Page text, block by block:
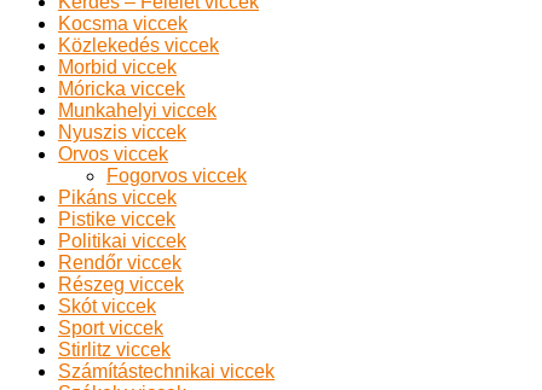
Kocsma viccek
Közlekedés viccek
Morbid viccek
Móricka viccek
Munkahelyi viccek
Nyuszis viccek
Orvos viccek
Fogorvos viccek
Pikáns viccek
Pistike viccek
Politikai viccek
Rendőr viccek
Részeg viccek
Skót viccek
Sport viccek
Stirlitz viccek
Számítástechnikai viccek